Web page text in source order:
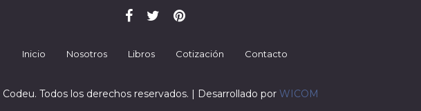
Inicio Nosotros Libros Cotización Contacto
Todos los derechos reservados. | Desarrollado por WICOM